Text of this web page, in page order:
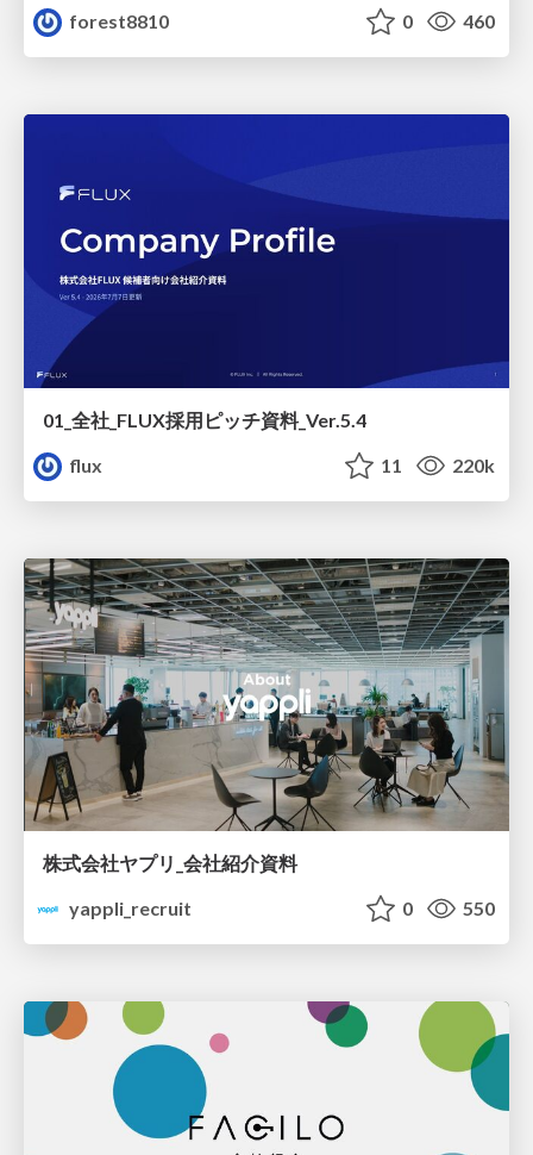
forest8810
0 460
01_全社_FLUX採用ピッチ資料_Ver.5.4
flux
11 220k
株式会社ヤプリ_会社紹介資料
yappli_recruit
0 550